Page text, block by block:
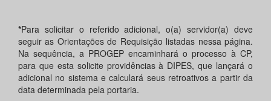
*Para solicitar o referido adicional, o(a) servidor(a) deve
seguir as Orientações de Requisição listadas nessa página.
Na sequência, a PROGEP encaminhará o processo à CP,
para que esta solicite providências à DIPES, que lançará o
adicional no sistema e calculará seus retroativos a partir da
data determinada pela portaria.